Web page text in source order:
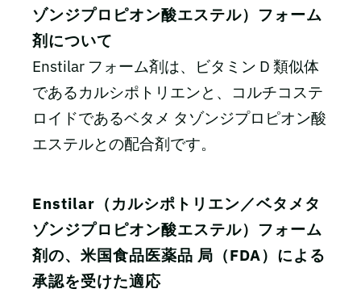
ゾンジプロピオン酸エステル）フォーム
剤について
Enstilar フォーム剤は、ビタミン D 類似体
であるカルシポトリエンと、コルチコステ
ロイドであるベタメ タゾンジプロピオン酸
エステルとの配合剤です。
Enstilar（カルシポトリエン／ベタメタ
ゾンジプロピオン酸エステル）フォーム
剤の、米国食品医薬品 局（FDA）による
承認を受けた適応